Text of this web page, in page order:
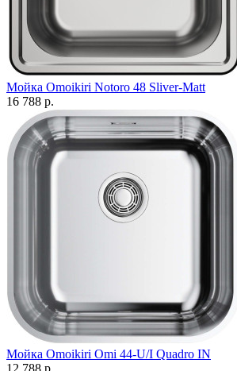
Мойка Omoikiri Notoro 48 Sliver-Matt
16 788 р.
Мойка Omoikiri Omi 44-U/I Quadro IN
12 788 р.